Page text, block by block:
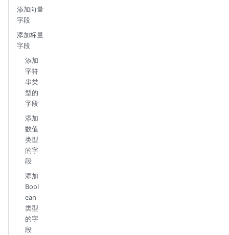
添加向量
字段
添加标量
字段
添加
字符
串类
型的
字段
添加
数值
类型
的字
段
添加
Bool
ean
类型
的字
段